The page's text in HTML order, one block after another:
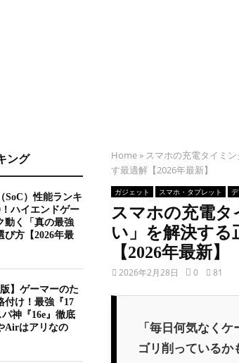
Home » スマホの充電タイミ
す最適解【2026年最新】
ガジェット スマホ・タブレット
スマホの充電タ
い」を解決する
【2026年最新】
2026年2月28日 0 81
「毎日何気なく
ゴリ削っているか
ング
SoC）性能ランキ
ハイエンドゲー
動く「真の最強
び方【2026年最
版】ゲーマーのた
付け！最強『17
神『16e』徹底
Airはアリなの